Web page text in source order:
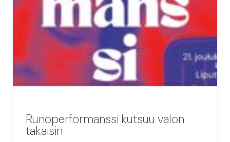
Runoperformanssi kutsuu valon
takaisin